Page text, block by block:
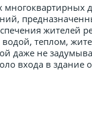
многоквартирных
жителей
водой, теплом,
даже не
входа в здание